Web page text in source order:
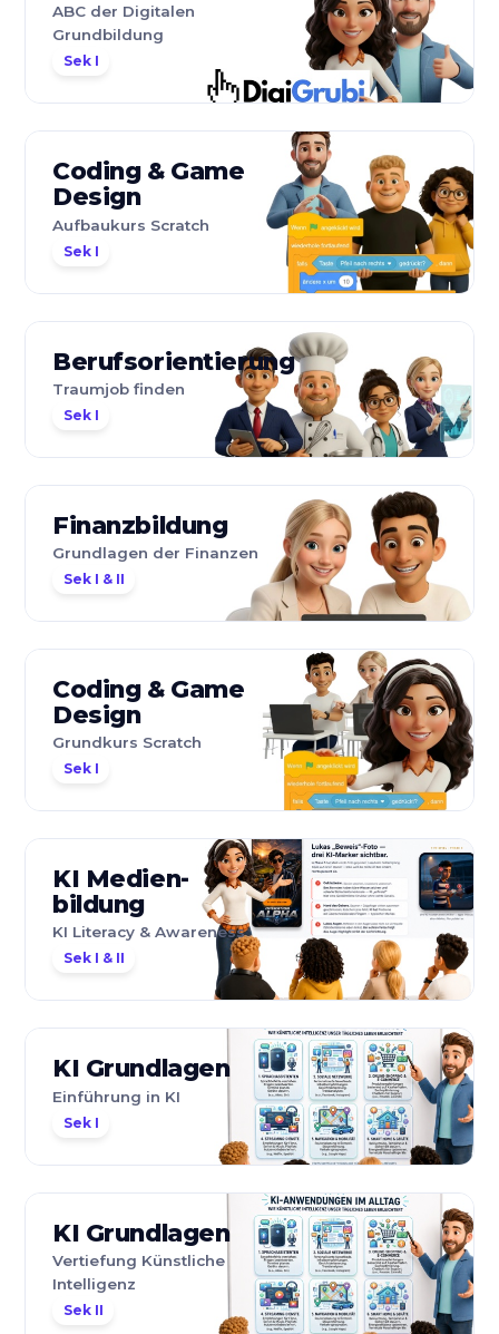
ABC der Digitalen
Grundbildung
Sek I
Coding & Game
Design
Aufbaukurs Scratch
Sek I
Berufsorientierung
Traumjob finden
Sek I
Finanzbildung
Grundlagen der Finanzen
Sek I & II
Coding & Game
Design
Grundkurs Scratch
Sek I
KI Medien­
bildung
KI Literacy & Awareness
Sek I & II
KI Grundlagen
Einführung in KI
Sek I
KI Grundlagen
Vertiefung Künstliche
Intelligenz
Sek II